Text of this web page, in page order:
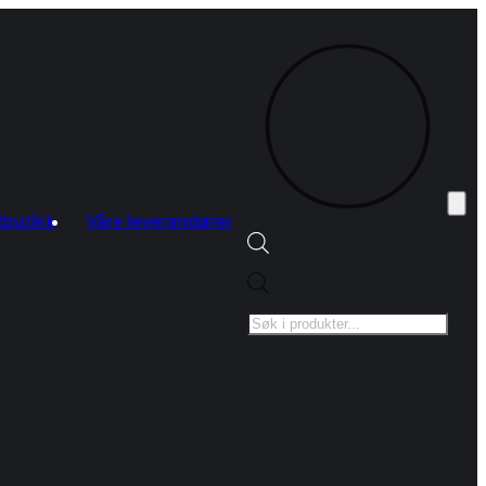
Våre leverandører
Products